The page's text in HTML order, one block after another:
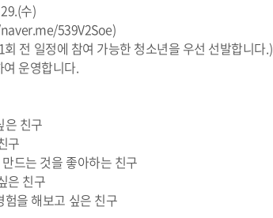
수)
naver.me/539V2Soe)
전 일정에 참여 가능한 청소년을 우선 선발합니다.)
운영합니다.
은 친구
구
드는 것을 좋아하는 친구
은 친구
을 해보고 싶은 친구